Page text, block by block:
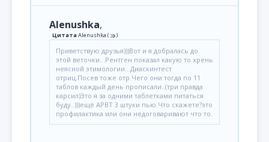
Alenushka,
ЦитатаAlenushka ( )
Приветствую друзья)))Вот и я добралась до
этой веточки...Рентген показал какую то хрень
неясной этимологии...Диаскинтест
отриц.Посев тоже отр.Чего они тогда по 11
таблов каждый день прописали..(три правда
карсил)Это я за одними таблетками питаться
буду..)))ещё АРВТ 3 штуки пью.Что скажете?это
профилактика или они недоговаривают что то.